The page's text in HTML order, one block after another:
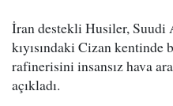
İran destekli Husiler, Suudi
kıyısındaki Cizan
rafinerisini insansız hava
açıkladı.